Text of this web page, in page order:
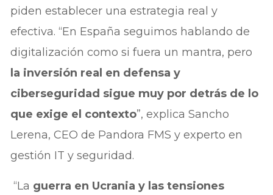
piden establecer una estrategia real y
efectiva. “En España seguimos hablando de
digitalización como si fuera un mantra, pero
la inversión real en defensa y
ciberseguridad sigue muy por detrás de lo
que exige el contexto”, explica Sancho
Lerena, CEO de Pandora FMS y experto en
gestión IT y seguridad.
“La guerra en Ucrania y las tensiones